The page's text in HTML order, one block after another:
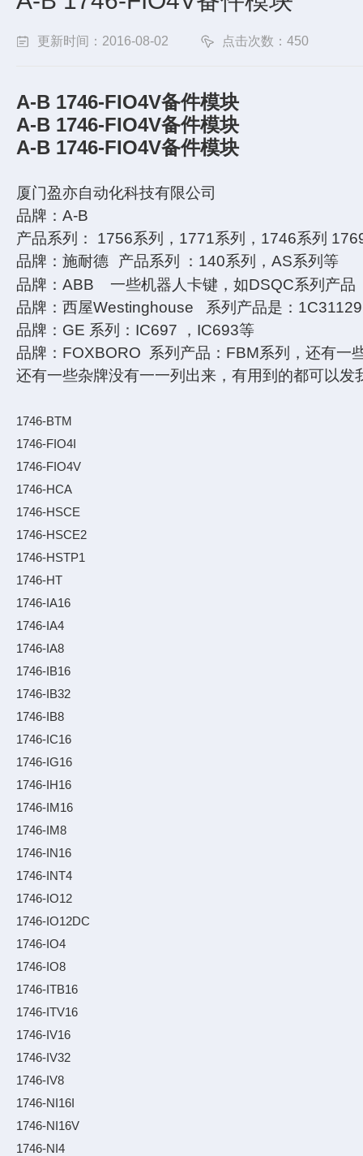
更新时间：2016-08-02 点击次数：450
A-B 1746-FIO4V备件模块
A-B 1746-FIO4V备件模块
A-B 1746-FIO4V备件模块
厦门盈亦自动化科技有限公司
品牌： A-B
产品系列：
1756系列， 1771系列， 1746系列
品牌：施耐德
产品系列 ： 140系列， AS系列等
品牌： ABB 一些机器人卡键，如DSQC系列产品
品牌：西屋Westinghouse 系列产品是：
品牌： GE 系列： IC697 ， IC693等
品牌： FOXBORO 系列产品： FBM系列，还有一
还有一些杂牌没有一一列出来，有用到的都可以发
1746-BTM
1746-FIO4I
1746-FIO4V
1746-HCA
1746-HSCE
1746-HSCE2
1746-HSTP1
1746-HT
1746-IA16
1746-IA4
1746-IA8
1746-IB16
1746-IB32
1746-IB8
1746-IC16
1746-IG16
1746-IH16
1746-IM16
1746-IM8
1746-IN16
1746-INT4
1746-IO12
1746-IO12DC
1746-IO4
1746-IO8
1746-ITB16
1746-ITV16
1746-IV16
1746-IV32
1746-IV8
1746-NI16I
1746-NI16V
1746-NI4